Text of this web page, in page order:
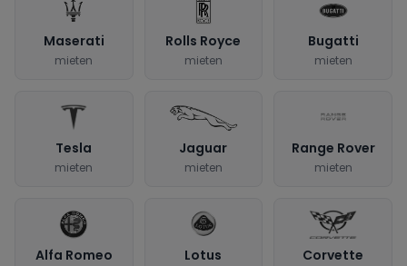
Maserati
mieten
Rolls Royce
mieten
Bugatti
mieten
Tesla
mieten
Jaguar
mieten
Range Rover
mieten
Alfa Romeo Lotus Corvette